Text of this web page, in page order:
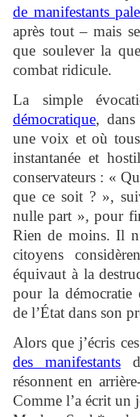
de manifestants
après tout – mais
que soulever la
combat ridicule.
La simple
démocratique,
une voix et où
instantanée et
conservateurs : «
que ce soit ? »,
nulle part », pour
Rien de moins. Il
citoyens
équivaut à la
pour la
de l’État dans son
Alors que j’écris
des manifestants
résonnent en
Comme l’a écrit un